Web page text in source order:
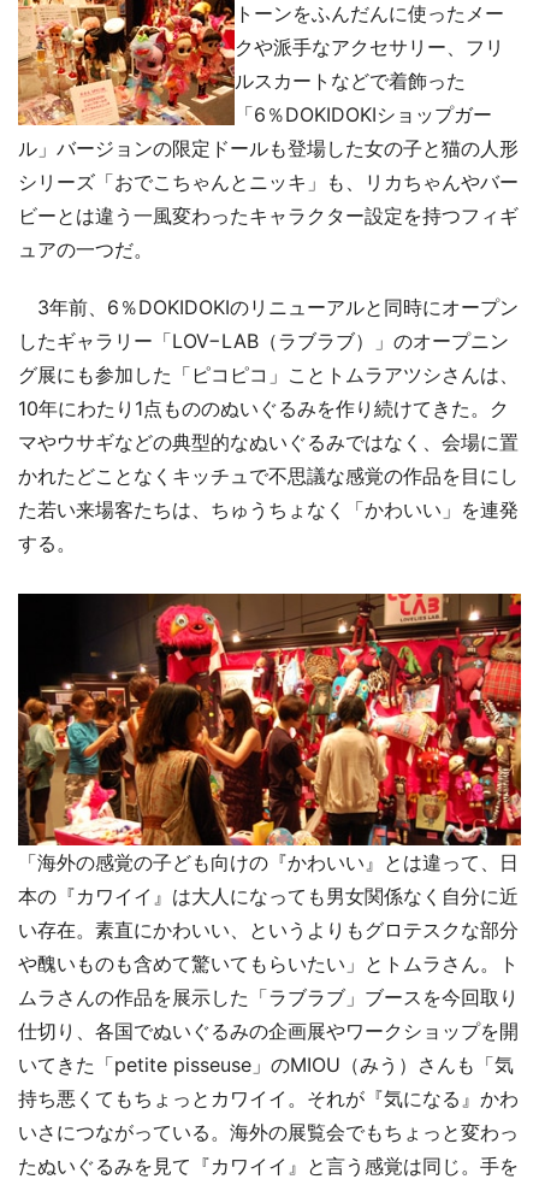
トーンをふんだんに使ったメー
クや派手なアクセサリー、フリ
ルスカートなどで着飾った
「6％DOKIDOKIショップガー
ル」バージョンの限定ドールも登場した女の子と猫の人形
シリーズ「おでこちゃんとニッキ」も、リカちゃんやバー
ビーとは違う一風変わったキャラクター設定を持つフィギ
ュアの一つだ。
3年前、6％DOKIDOKIのリニューアルと同時にオープン
したギャラリー「LOV−LAB（ラブラブ）」のオープニン
グ展にも参加した「ピコピコ」ことトムラアツシさんは、
10年にわたり1点もののぬいぐるみを作り続けてきた。ク
マやウサギなどの典型的なぬいぐるみではなく、会場に置
かれたどことなくキッチュで不思議な感覚の作品を目にし
た若い来場客たちは、ちゅうちょなく「かわいい」を連発
する。
「海外の感覚の子ども向けの『かわいい』とは違って、日
本の『カワイイ』は大人になっても男女関係なく自分に近
い存在。素直にかわいい、というよりもグロテスクな部分
や醜いものも含めて驚いてもらいたい」とトムラさん。ト
ムラさんの作品を展示した「ラブラブ」ブースを今回取り
仕切り、各国でぬいぐるみの企画展やワークショップを開
いてきた「petite pisseuse」のMIOU（みう）さんも「気
持ち悪くてもちょっとカワイイ。それが『気になる』かわ
いさにつながっている。海外の展覧会でもちょっと変わっ
たぬいぐるみを見て『カワイイ』と言う感覚は同じ。手を